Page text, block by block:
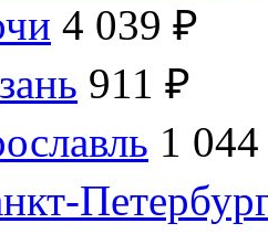
4 039 ₽
911 ₽
1